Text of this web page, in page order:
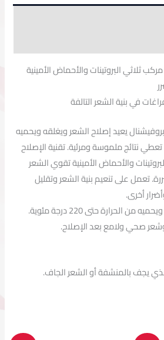
ثلاثيالبروتيناتوالأحماضالأمينية
فيبنيةالشعرالتالفة
يعيدإصلاحالشعرويغلقهويحميه
نتائجملموسةومرئية.تقنيةالإصلاح
والأحماضالأمينيةتقويالشعر
تعملعلىتنعيمبنيةالشعروتقليل
أخرى.
منالحرارةحتى220درجةمئوية.
صحيولامعبعدالإصلاح.
يجفبالمنشفةأوالشعرالجاف.